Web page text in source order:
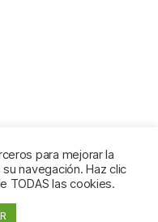
Subir
para mejorar la
navegación. Haz clic
TODAS las cookies.